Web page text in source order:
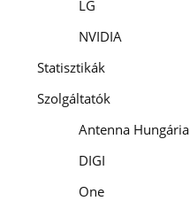
LG
NVIDIA
Statisztikák
Szolgáltatók
Antenna Hungária
DIGI
One